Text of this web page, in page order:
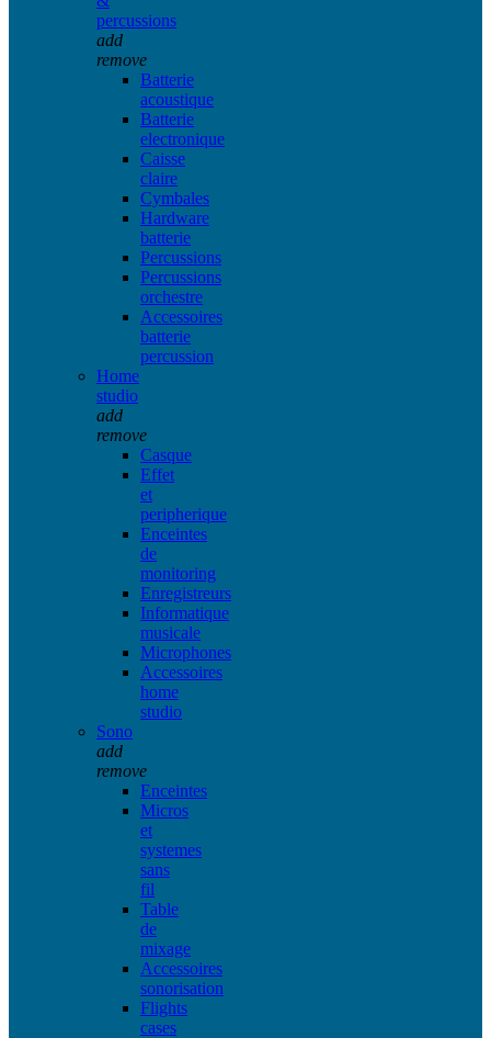
percussions
add
remove
Batterie
acoustique
Batterie
electronique
Caisse
claire
Cymbales
Hardware
batterie
Percussions
Percussions
orchestre
Accessoires
batterie
percussion
Home
studio
add
remove
Casque
Effet
et
peripherique
Enceintes
de
monitoring
Enregistreurs
Informatique
musicale
Microphones
Accessoires
home
studio
Sono
add
remove
Enceintes
Micros
et
systemes
sans
fil
Table
de
mixage
Accessoires
sonorisation
Flights
cases